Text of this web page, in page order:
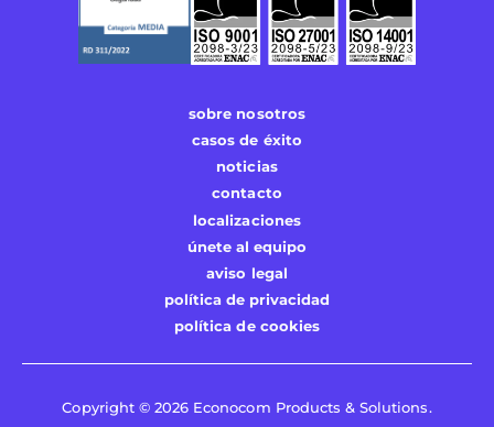
sobre nosotros
casos de éxito
noticias
contacto
localizaciones
únete al equipo
aviso legal
política de privacidad
política de cookies
Copyright © 2026 Econocom Products & Solutions.